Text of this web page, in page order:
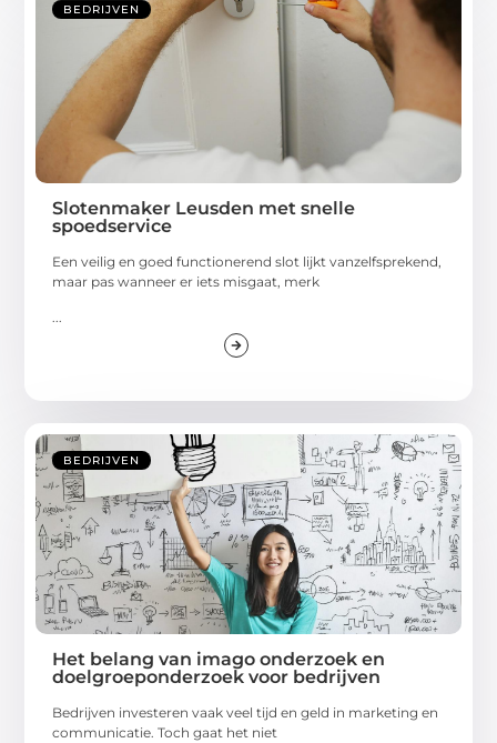
BEDRIJVEN
Slotenmaker Leusden met snelle
spoedservice
Een veilig en goed functionerend slot lijkt vanzelfsprekend,
maar pas wanneer er iets misgaat, merk
...
BEDRIJVEN
Het belang van imago onderzoek en
doelgroeponderzoek voor bedrijven
Bedrijven investeren vaak veel tijd en geld in marketing en
communicatie. Toch gaat het niet